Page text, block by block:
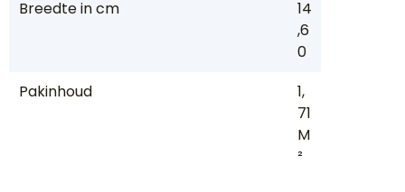
Breedte in cm
14
,6
0
Pakinhoud
1,
71
M
²